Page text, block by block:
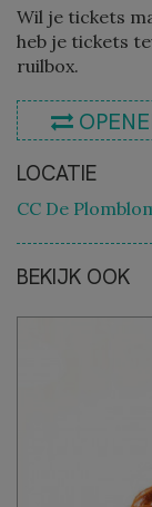
Wil je tickets
heb je tickets
ruilbox.
LOCATIE
CC De
BEKIJK OOK